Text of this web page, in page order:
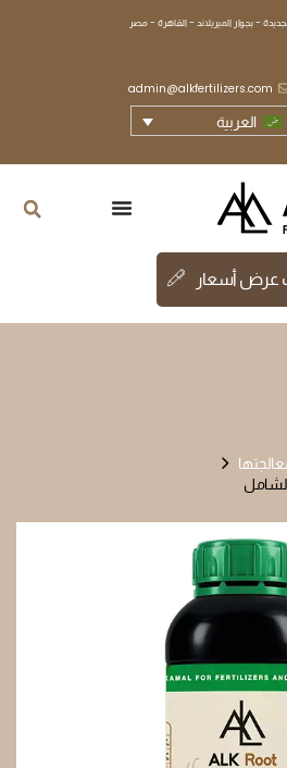
admin@alkfertilizers.com
العربية
أسعار